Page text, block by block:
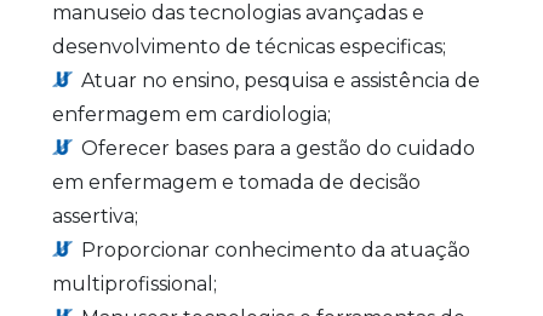
manuseio das tecnologias avançadas e
desenvolvimento de técnicas especificas;
Atuar no ensino, pesquisa e assistência de
enfermagem em cardiologia;
Oferecer bases para a gestão do cuidado
em enfermagem e tomada de decisão
assertiva;
Proporcionar conhecimento da atuação
multiprofissional;